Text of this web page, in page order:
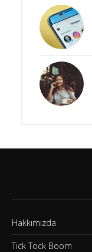
Hakkımızda
Tick Tock Boom